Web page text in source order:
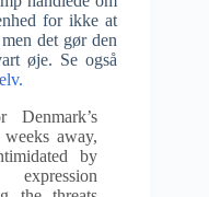
for ikke at
det gør den
øje. Se også
Denmark’s
away,
by